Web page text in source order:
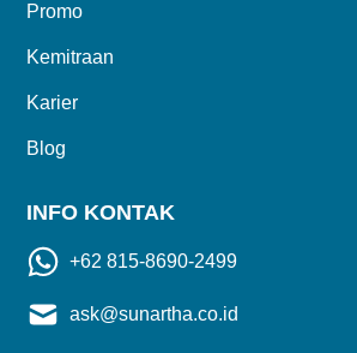
Promo
Kemitraan
Karier
Blog
INFO KONTAK
+62 815-8690-2499
ask@sunartha.co.id